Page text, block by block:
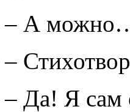
– А можно…
–
– Да! Я сам